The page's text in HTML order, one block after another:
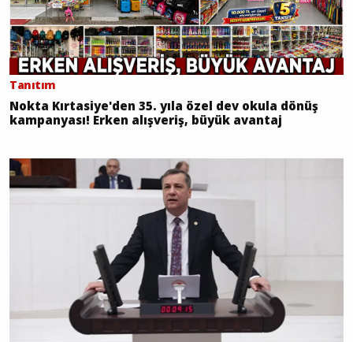
Tanıtım
Nokta Kırtasiye'den 35. yıla özel dev okula dönüş
kampanyası! Erken alışveriş, büyük avantaj